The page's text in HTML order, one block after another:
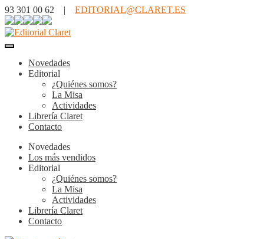
93 301 00 62 | EDITORIAL@CLARET.ES
Novedades
Editorial
¿Quiénes somos?
La Misa
Actividades
Librería Claret
Contacto
Novedades
Los más vendidos
Editorial
¿Quiénes somos?
La Misa
Actividades
Librería Claret
Contacto